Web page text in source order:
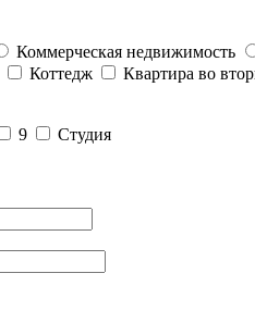
Коммерческая недвижимость
Коттедж Квартира во
9
Студия